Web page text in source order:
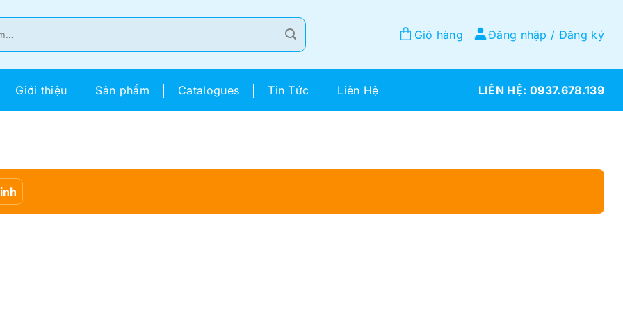
Giỏ hàng Đăng nhập / Đăng ký
Giới thiệu Sản phẩm Catalogues Tin Tức Liên Hệ 0937.678.139